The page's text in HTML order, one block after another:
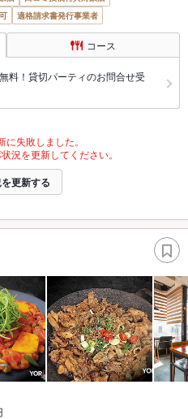
適格請求書発行事業者
コース
料！貸切パーティのお問合せ受
失敗しました。
況を更新してください。
更新する